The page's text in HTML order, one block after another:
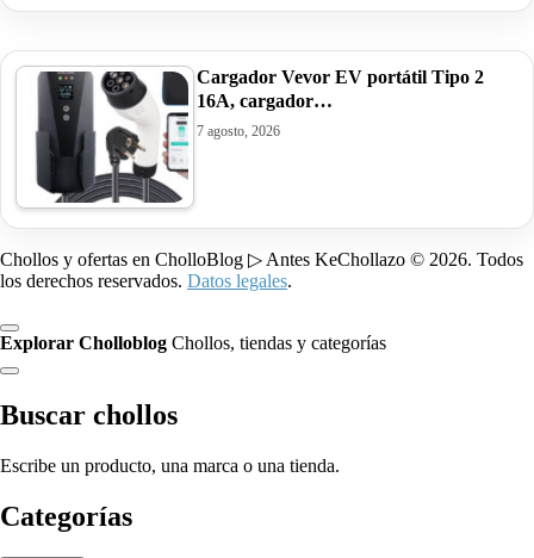
Cargador Vevor EV portátil Tipo 2
16A, cargador…
7 agosto, 2026
Chollos y ofertas en CholloBlog ▷ Antes KeChollazo © 2026. Todos
los derechos reservados. Datos legales.
Explorar Cholloblog Chollos, tiendas y categorías
Buscar chollos
Escribe un producto, una marca o una tienda.
Categorías